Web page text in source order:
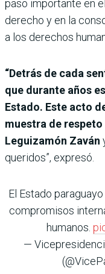
paso importante en
derecho y en la
a los derechos
“Detrás de cada
que durante años
Estado. Este acto
muestra de
Leguizamón Zaván
queridos”, expresó.
El Estado
compromisos
humanos.
—